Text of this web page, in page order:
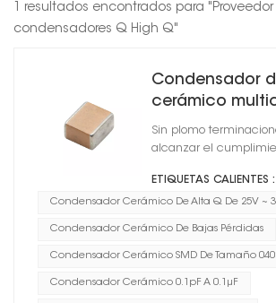
1 resultados encontrados para
condensadores Q High Q"
Condensador
cerámico
alta Q 0805
Sin plomo
alcanzar el
ETIQUETAS CALIENTES :
Condensador Cerámico De Alta Q De 25V ~
Condensador Cerámico De Bajas Pérdidas
Condensador Cerámico SMD De Tamaño
Condensador Cerámico 0.1pF A 0.1μF